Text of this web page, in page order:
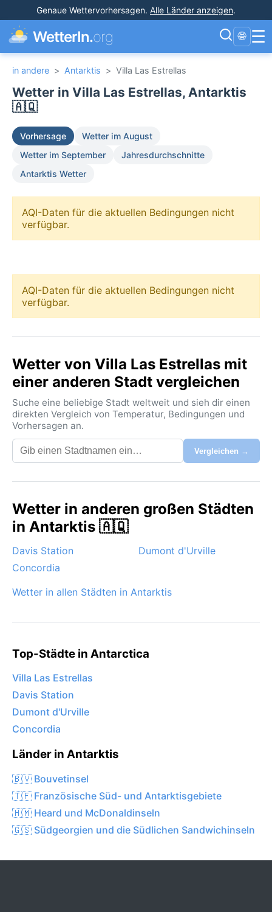
Genaue Wettervorhersagen. Alle Länder anzeigen.
WetterIn.org 🌐 ☰
in andere > Antarktis > Villa Las Estrellas
Wetter in Villa Las Estrellas, Antarktis
🇦🇶
Vorhersage
Wetter im August
Wetter im September
Jahresdurchschnitte
Antarktis Wetter
AQI-Daten für die aktuellen Bedingungen nicht
verfügbar.
AQI-Daten für die aktuellen Bedingungen nicht
verfügbar.
Wetter von Villa Las Estrellas mit
einer anderen Stadt vergleichen
Suche eine beliebige Stadt weltweit und sieh dir einen
direkten Vergleich von Temperatur, Bedingungen und
Vorhersagen an.
Vergleichen →
Wetter in anderen großen Städten
in Antarktis 🇦🇶
Davis Station
Dumont d'Urville
Concordia
Wetter in allen Städten in Antarktis
Top-Städte in Antarctica
Villa Las Estrellas
Davis Station
Dumont d'Urville
Concordia
Länder in Antarktis
🇧🇻 Bouvetinsel
🇹🇫 Französische Süd- und Antarktisgebiete
🇭🇲 Heard und McDonaldinseln
🇬🇸 Südgeorgien und die Südlichen Sandwichinseln